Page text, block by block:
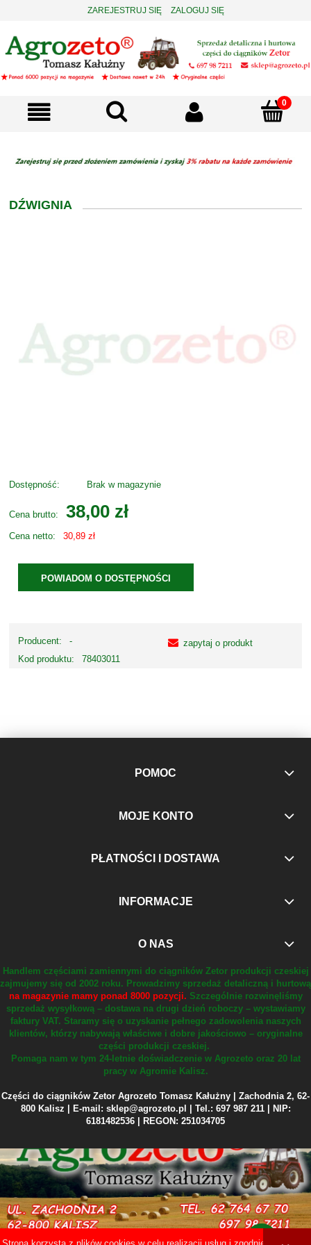
ZAREJESTRUJ SIĘ ZALOGUJ SIĘ
DŹWIGNIA
Dostępność: Brak w magazynie
Cena brutto: 38,00 zł
Cena netto: 30,89 zł
POWIADOM O DOSTĘPNOŚCI
Producent:
-
Kod produktu:
78403011
zapytaj o produkt
POMOC
MOJE KONTO
PŁATNOŚCI I DOSTAWA
INFORMACJE
O NAS
Handlem częściami zamiennymi do ciągników Zetor produkcji czeskiej
zajmujemy się od 2002 roku. Prowadzimy sprzedaż detaliczną i hurtową
na magazynie mamy ponad 8000 pozycji. Szczególnie rozwinęliśmy
sprzedaż wysyłkową – dostawa na drugi dzień roboczy – wystawiamy
faktury VAT. Staramy się o uzyskanie pełnego zadowolenia naszych
klientów, którzy nabywają właściwe i dobre jakościowo – oryginalne
części produkcji czeskiej.
Pomaga nam w tym 24-letnie doświadczenie w Agrozeto oraz 20 lat
pracy w Agromie Kalisz.
Części do ciągników Zetor Agrozeto Tomasz Kałużny | Zachodnia 2, 62-
800 Kalisz | E-mail: sklep@agrozeto.pl | Tel.: 697 987 211 | NIP:
6181482536 | REGON: 251034705